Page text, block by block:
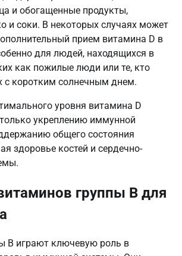
и обогащенные продукты,
и соки. В некоторых случаях может
прием витамина D в
для людей, находящихся в
как пожилые люди или те, кто
с коротким солнечным днем.
уровня витамина D
укреплению иммунной
общего состояния
здоровье костей и сердечно-
группы B для
B играют ключевую роль в